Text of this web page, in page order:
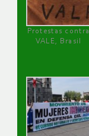
Protestas contra
VALE, Brasil